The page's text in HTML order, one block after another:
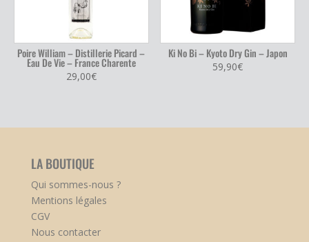
Poire William – Distillerie Picard –
Eau De Vie – France Charente
29,00€
Ki No Bi – Kyoto Dry Gin – Japon
59,90€
LA BOUTIQUE
Qui sommes-nous ?
Mentions légales
CGV
Nous contacter